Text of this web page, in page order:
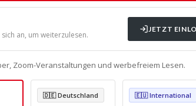
an, um weiterzulesen.
JETZT
Zoom-Veranstaltungen und werbefreiem Lesen.
🇩🇪 Deutschland 🇪🇺 International